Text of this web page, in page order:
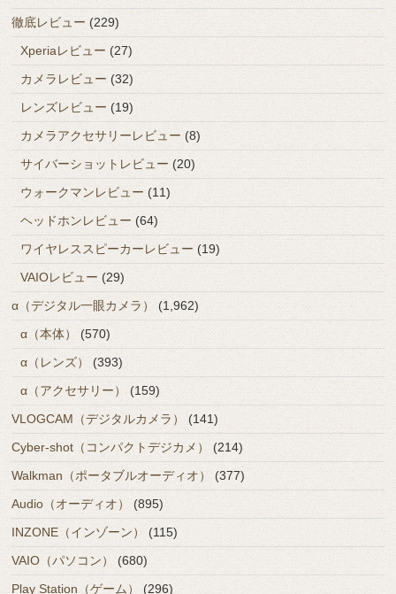
徹底レビュー (229)
Xperiaレビュー (27)
カメラレビュー (32)
レンズレビュー (19)
カメラアクセサリーレビュー (8)
サイバーショットレビュー (20)
ウォークマンレビュー (11)
ヘッドホンレビュー (64)
ワイヤレススピーカーレビュー(19)
VAIOレビュー (29)
α（デジタル一眼カメラ）
(1,962)
α（本体）
(570)
α（レンズ）
(393)
α（アクセサリー）
(159)
VLOGCAM（デジタルカメラ）
(141)
Cyber-shot（コンパクトデジカメ）
(214)
Walkman（ポータブルオーディオ）
(377)
Audio（オーディオ）
(895)
INZONE（インゾーン）
(115)
VAIO（パソコン）
(680)
Play Station（ゲーム）
(296)